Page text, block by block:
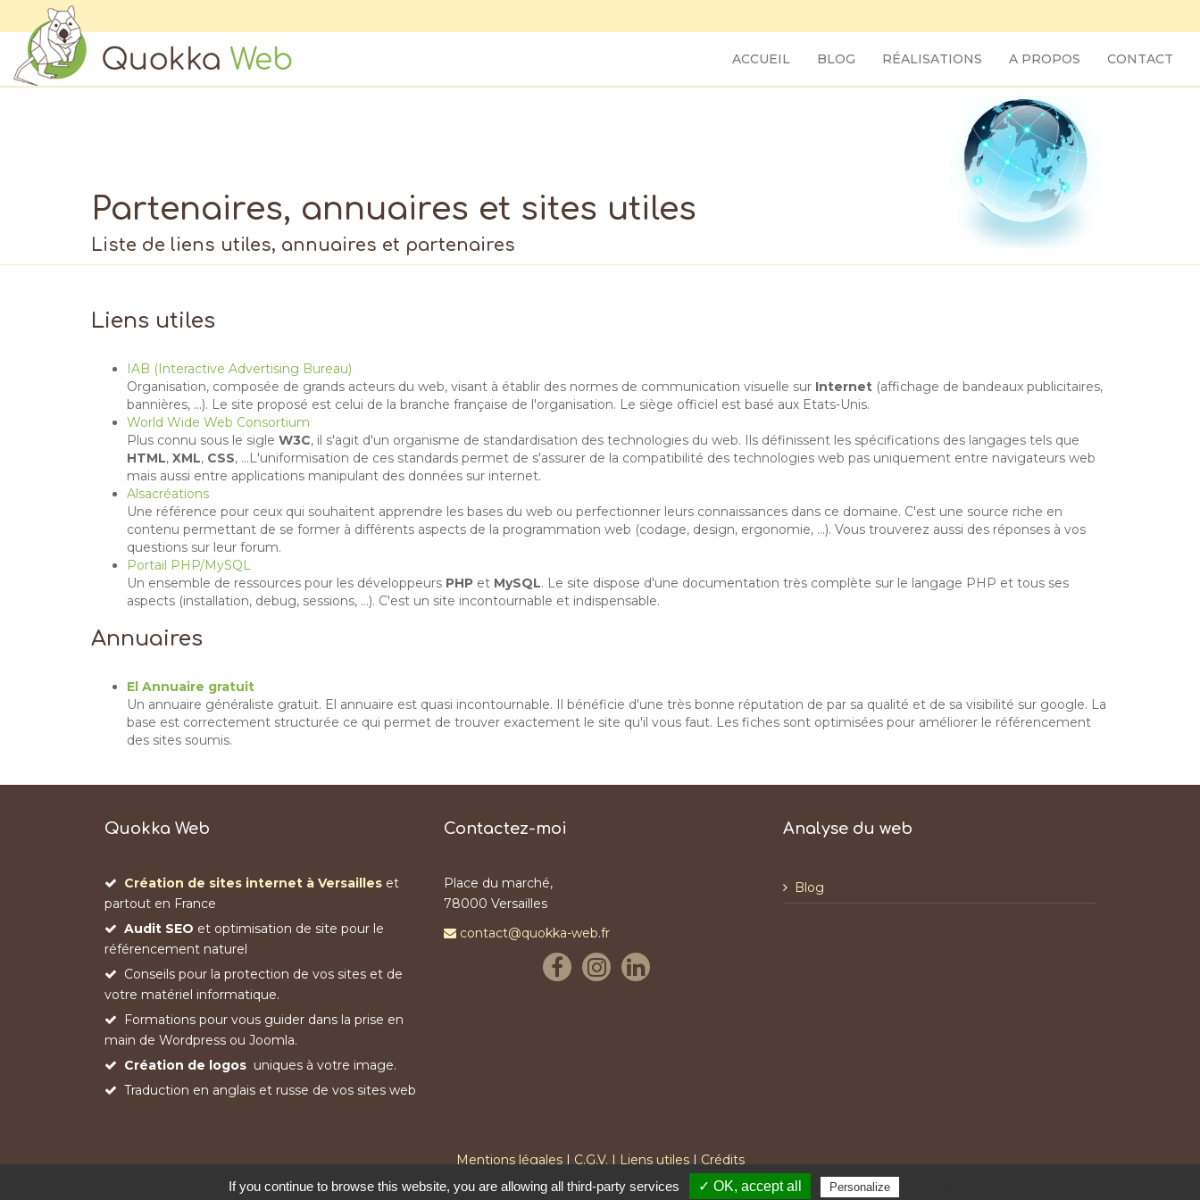
ACCUEIL BLOG RÉALISATIONS A PROPOS CONTACT
Partenaires, annuaires et sites utiles
Liste de liens utiles, annuaires et partenaires
Liens utiles
IAB (Interactive Advertising Bureau)
Organisation, composée de grands acteurs du web, visant à établir des normes de communication visuelle sur Internet (affichage de bandeaux publicitaires,
bannières, ...). Le site proposé est celui de la branche française de l'organisation. Le siège officiel est basé aux Etats-Unis.
World Wide Web Consortium
Plus connu sous le sigle W3C, il s'agit d'un organisme de standardisation des technologies du web. Ils définissent les spécifications des langages tels que
HTML, XML, CSS, ...L'uniformisation de ces standards permet de s'assurer de la compatibilité des technologies web pas uniquement entre navigateurs web
mais aussi entre applications manipulant des données sur internet.
Alsacréations
Une référence pour ceux qui souhaitent apprendre les bases du web ou perfectionner leurs connaissances dans ce domaine. C'est une source riche en
contenu permettant de se former à différents aspects de la programmation web (codage, design, ergonomie, ...). Vous trouverez aussi des réponses à vos
questions sur leur forum.
Portail PHP/MySQL
Un ensemble de ressources pour les développeurs PHP et MySQL. Le site dispose d'une documentation très complète sur le langage PHP et tous ses
aspects (installation, debug, sessions, ...). C'est un site incontournable et indispensable.
Annuaires
El Annuaire gratuit
Un annuaire généraliste gratuit. El annuaire est quasi incontournable. Il bénéficie d'une très bonne réputation de par sa qualité et de sa visibilité sur google. La
base est correctement structurée ce qui permet de trouver exactement le site qu'il vous faut. Les fiches sont optimisées pour améliorer le référencement
des sites soumis.
Quokka Web
Création de sites internet à Versailles et
partout en France
Audit SEO et optimisation de site pour le
référencement naturel
Conseils pour la protection de vos sites et de
votre matériel informatique.
Formations pour vous guider dans la prise en
main de Wordpress ou Joomla.
Création de logos uniques à votre image.
Traduction en anglais et russe de vos sites web
Contactez-moi
Place du marché,
78000 Versailles
contact@quokka-web.fr
Analyse du web
Blog
Mentions légales| C.G.V. | Liens utiles| Crédits
Copyright © 2011 - 2026 | Quokka Web - Création de sites internet clés en main et sur-mesure
If you continue to browse this website, you are allowing all third-party services ✓ OK, accept all Personalize